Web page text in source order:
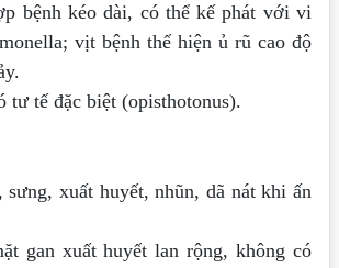
bệnh kéo dài, có thể kế phát với vi
vịt bệnh thể hiện ủ rũ cao độ
tư tế đặc biệt (opisthotonus).
sưng, xuất huyết, nhũn, dã nát khi ấn
gan xuất huyết lan rộng, không có